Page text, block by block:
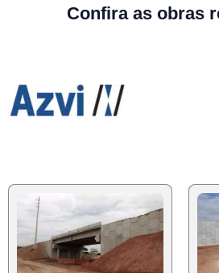
Confira as obras